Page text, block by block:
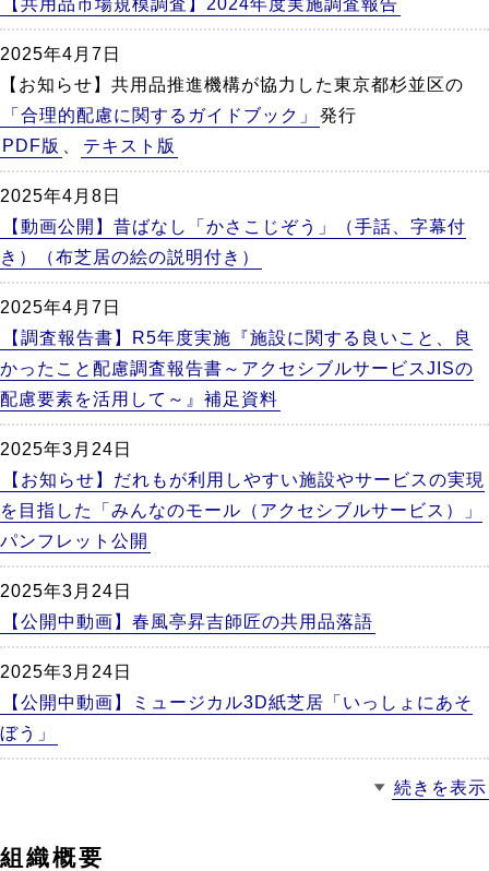
2025年4月7日
【お知らせ】共用品推進機構が協力した東京都杉並区の
「合理的配慮に関するガイドブック」
発行
PDF版
テキスト版
2025年4月8日
【動画公開】昔ばなし「かさこじぞう」（手話、字幕付
き）（布芝居の絵の説明付き）
2025年4月7日
【調査報告書】R5年度実施『施設に関する良いこと、良
かったこと配慮調査報告書～アクセシブルサービスJISの
配慮要素を活用して～』補足資料
2025年3月24日
【お知らせ】だれもが利用しやすい施設やサービスの実現
を目指した「みんなのモール（アクセシブルサービス）」
パンフレット公開
2025年3月24日
【公開中動画】春風亭昇吉師匠の共用品落語
2025年3月24日
【公開中動画】ミュージカル3D紙芝居「いっしょにあそ
ぼう」
続きを表示
組織概要